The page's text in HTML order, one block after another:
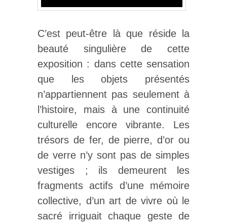
C’est peut-être là que réside la
beauté singulière de cette
exposition : dans cette sensation
que les objets présentés
n’appartiennent pas seulement à
l’histoire, mais à une continuité
culturelle encore vibrante. Les
trésors de fer, de pierre, d’or ou
de verre n’y sont pas de simples
vestiges ; ils demeurent les
fragments actifs d’une mémoire
collective, d’un art de vivre où le
sacré irriguait chaque geste de